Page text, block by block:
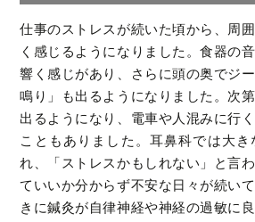
仕事のストレスが続いた頃から、周
く感じるようになりました。食器の
響く感じがあり、さらに頭の奥でジ
鳴り」も出るようになりました。次
出るようになり、電車や人混みに行
こともありました。耳鼻科では大き
れ、「ストレスかもしれない」と言
ていいか分からず不安な日々が続い
きに鍼灸が自律神経や神経の過敏に